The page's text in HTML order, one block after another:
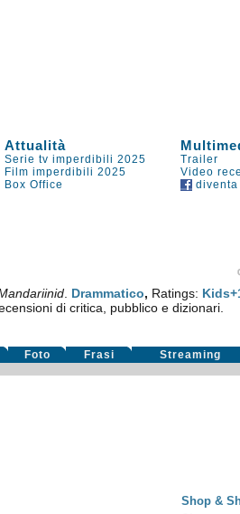
Attualità
Serie tv imperdibili 2025 Trailer
Film imperdibili 2025 Video
Box Office diventa
. Drammatico, Ratings:
di critica, pubblico e dizionari.
Foto Frasi Streaming
Shop &